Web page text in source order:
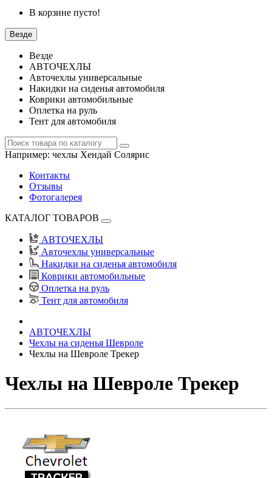
В корзине пусто!
Везде
Везде
АВТОЧЕХЛЫ
Авточехлы универсальные
Накидки на сиденья автомобиля
Коврики автомобильные
Оплетка на руль
Тент для автомобиля
Например: чехлы Хендай Солярис
Контакты
Отзывы
Фотогалерея
КАТАЛОГ ТОВАРОВ
АВТОЧЕХЛЫ
Авточехлы универсальные
Накидки на сиденья автомобиля
Коврики автомобильные
Оплетка на руль
Тент для автомобиля
АВТОЧЕХЛЫ
Чехлы на сиденья Шевроле
Чехлы на Шевроле Трекер
Чехлы на Шевроле Трекер